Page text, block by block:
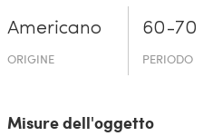
Americano
ORIGINE
60-70
PERIODO
Misure dell'oggetto